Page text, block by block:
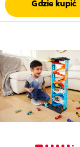
Gdzie kupić